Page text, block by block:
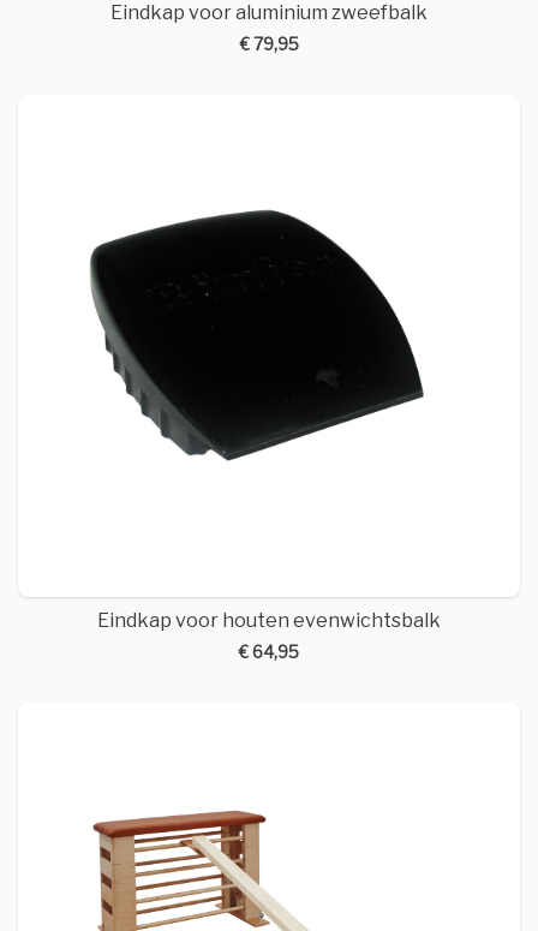
Eindkap voor aluminium zweefbalk
€ 79,95
Eindkap voor houten evenwichtsbalk
€ 64,95